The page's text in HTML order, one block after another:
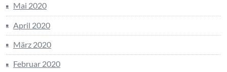
Mai 2020
April 2020
März 2020
Februar 2020